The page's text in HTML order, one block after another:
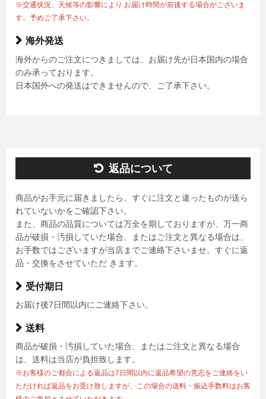
※交通状況、天候等の影響により お届け時間が前後する場合がございま
す。予めご了承下さい。
海外発送
海外からのご注文につきましては、お届け先が日本国内の場合
のみ承っております。
日本国外への発送はできませんので、ご了承下さい。
返品について
商品がお手元に届きましたら、すぐに注文と違ったものが送ら
れていないかをご確認下さい。
また、商品の品質については万全を期しておりますが、万一商
品が破損・汚損していた場合、またはご注文と異なる場合は、
お手数ではございますが当店までご連絡下さいませ。すぐに返
品・交換をさせていただ きます。
受付期日
お届け後7日間以内にご連絡下さい。
送料
商品が破損・汚損していた場合、またはご注文と異なる場合
は、送料は当店が負担致します。
※お客様のご都合による返品は7日間以内に返品希望の意志をご連絡をい
ただければ返品をお受け致しますが、この場合の送料・振込手数料はお客